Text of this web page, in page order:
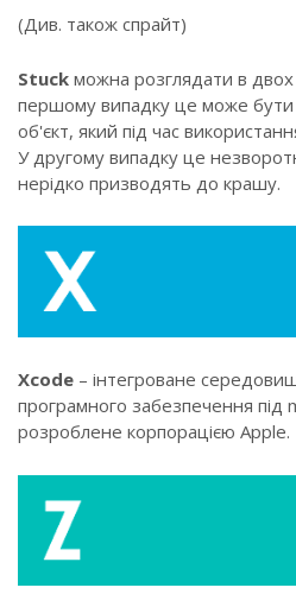
(Див. також спрайт)
Stuck можна розглядати в двох
першому випадку це може
об'єкт, який під час
У другому випадку це
нерідко призводять до крашу.
Xcode – інтегроване
програмного забезпечення під
розроблене корпорацією Apple.